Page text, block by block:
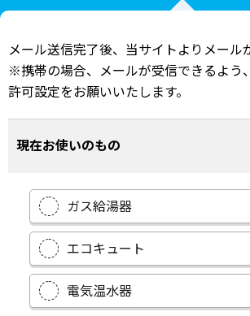
メール送信完了後、当サイトよりメール
※携帯の場合、メールが受信できるよう
許可設定をお願いいたします。
現在お使いのもの
ガス給湯器
エコキュート
電気温水器